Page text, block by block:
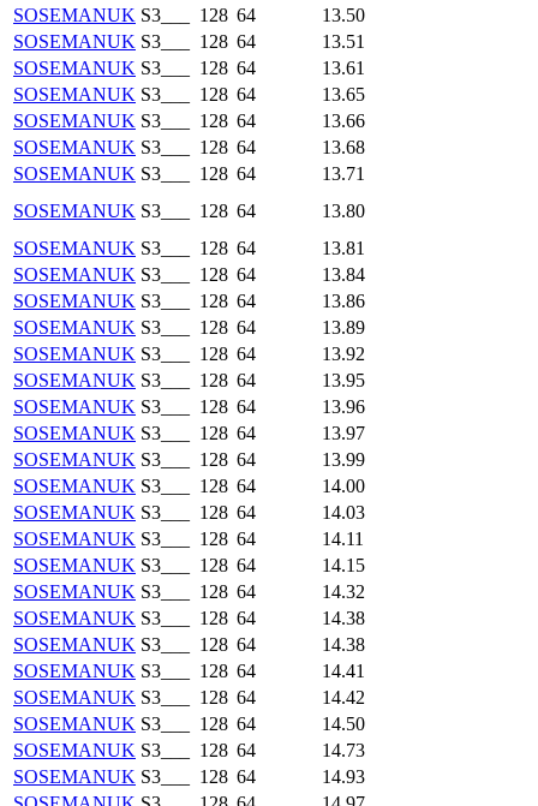
SOSEMANUK S3___ 128 64
13.50
SOSEMANUK S3___ 128 64
13.51
SOSEMANUK S3___ 128 64
13.61
SOSEMANUK S3___ 128 64
13.65
SOSEMANUK S3___ 128 64
13.66
SOSEMANUK S3___ 128 64
13.68
SOSEMANUK S3___ 128 64
13.71
SOSEMANUK S3___ 128 64
13.80
SOSEMANUK S3___ 128 64
13.81
SOSEMANUK S3___ 128 64
13.84
SOSEMANUK S3___ 128 64
13.86
SOSEMANUK S3___ 128 64
13.89
SOSEMANUK S3___ 128 64
13.92
SOSEMANUK S3___ 128 64
13.95
SOSEMANUK S3___ 128 64
13.96
SOSEMANUK S3___ 128 64
13.97
SOSEMANUK S3___ 128 64
13.99
SOSEMANUK S3___ 128 64
14.00
SOSEMANUK S3___ 128 64
14.03
SOSEMANUK S3___ 128 64
14.11
SOSEMANUK S3___ 128 64
14.15
SOSEMANUK S3___ 128 64
14.32
SOSEMANUK S3___ 128 64
14.38
SOSEMANUK S3___ 128 64
14.38
SOSEMANUK S3___ 128 64
14.41
SOSEMANUK S3___ 128 64
14.42
SOSEMANUK S3___ 128 64
14.50
SOSEMANUK S3___ 128 64
14.73
SOSEMANUK S3___ 128 64
14.93